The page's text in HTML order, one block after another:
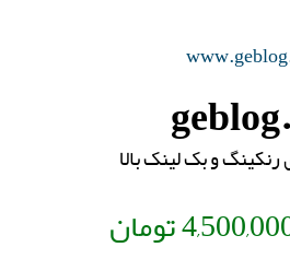
رنکینگ و بک لینک بالا
تومان